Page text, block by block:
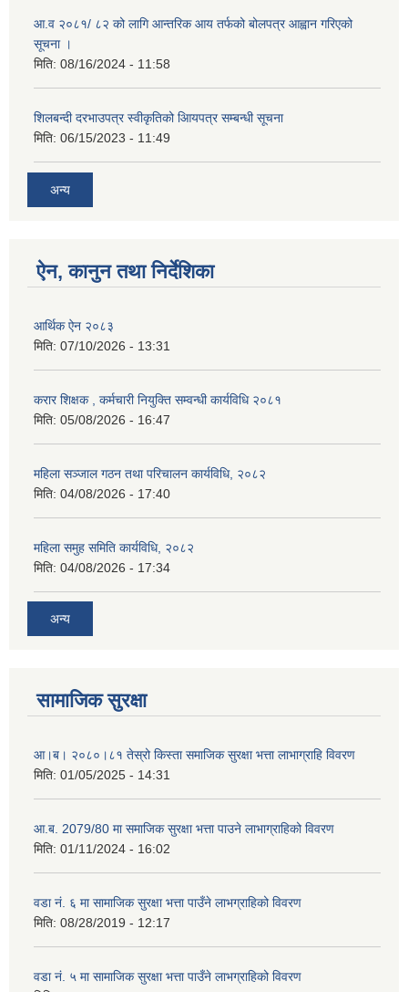
आ.व २०८१/ ८२ को लागि आन्तरिक आय तर्फको बोलपत्र आह्वान गरिएको
सूचना ।
मिति: 08/16/2024 - 11:58
शिलबन्दी दरभाउपत्र स्वीकृतिको आियपत्र सम्बन्धी सूचना
मिति: 06/15/2023 - 11:49
अन्य
ऐन, कानुन तथा निर्देशिका
आर्थिक ऐन २०८३
मिति: 07/10/2026 - 13:31
करार शिक्षक , कर्मचारी नियुक्ति सम्वन्धी कार्यविधि २०८१
मिति: 05/08/2026 - 16:47
महिला सञ्जाल गठन तथा परिचालन कार्यविधि, २०८२
मिति: 04/08/2026 - 17:40
महिला समुह समिति कार्यविधि, २०८२
मिति: 04/08/2026 - 17:34
अन्य
सामाजिक सुरक्षा
आ।ब। २०८०।८१ तेस्रो किस्ता समाजिक सुरक्षा भत्ता लाभाग्राहि विवरण
मिति: 01/05/2025 - 14:31
आ.ब. 2079/80 मा समाजिक सुरक्षा भत्ता पाउने लाभाग्राहिको विवरण
मिति: 01/11/2024 - 16:02
वडा नं. ६ मा सामाजिक सुरक्षा भत्ता पाउँने लाभग्राहिको विवरण
मिति: 08/28/2019 - 12:17
वडा नं. ५ मा सामाजिक सुरक्षा भत्ता पाउँने लाभग्राहिको विवरण